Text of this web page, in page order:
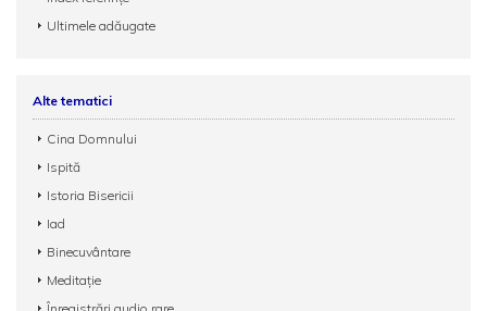
Ultimele adăugate
Alte tematici
Cina Domnului
Ispită
Istoria Bisericii
Iad
Binecuvântare
Meditație